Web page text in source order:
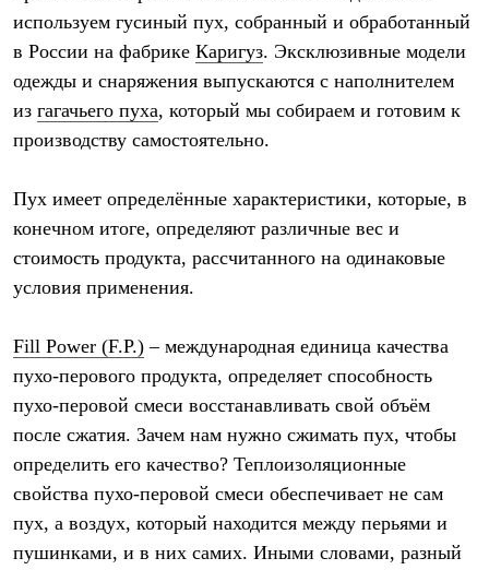
Куртки
Брюки
Жилеты
Комбинезоны
Комплект термобелья
Снаряжение
Тенты
Аксессуары для палаток
Экспедиционные
Легкоходные
Аксессуары для рюкзаков
Спальные мешки
Комбинированные
С синтетическим утеплителем
Аксессуары для спальников
Сумки и баулы
Баулы
Кошельки
Сумки
Гермомешки
используем гусиный пух, собранный и обработанный
в России на фабрике Каригуз. Эксклюзивные модели
одежды и снаряжения выпускаются с наполнителем
из гагачьего пуха, который мы собираем и готовим к
производству самостоятельно.
Пух имеет определённые характеристики, которые, в
конечном итоге, определяют различные вес и
стоимость продукта, рассчитанного на одинаковые
условия применения.
Fill Power (F.P.) – международная единица качества
пухо-перового продукта, определяет способность
пухо-перовой смеси восстанавливать свой объём
после сжатия. Зачем нам нужно сжимать пух, чтобы
определить его качество? Теплоизоляционные
свойства пухо-перовой смеси обеспечивает не сам
пух, а воздух, который находится между перьями и
пушинками, и в них самих. Иными словами, разный